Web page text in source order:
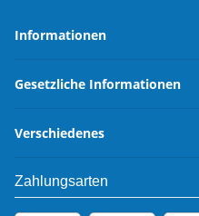
Informationen
Gesetzliche Informationen
Verschiedenes
Zahlungsarten